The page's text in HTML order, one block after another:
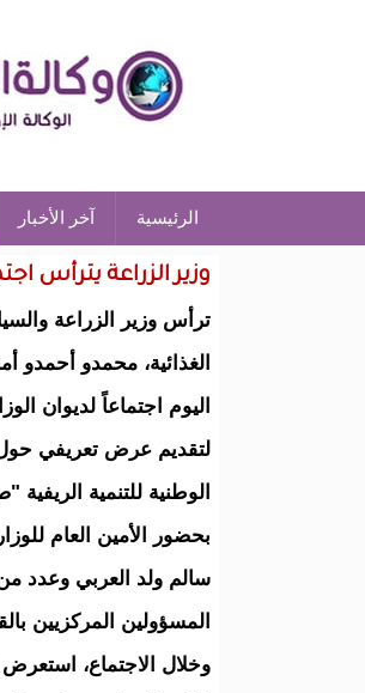
الرئيسية آخر الأخبار
وزير الزراعة يترأس
ترأس وزير الزراعة
الغذائية، محمدو أحمدو
اليوم اجتماعاً لديوان
لتقديم عرض تعريفي
الوطنية للتنمية الريفية
بحضور الأمين العام
سالم ولد العربي وعدد
المسؤولين المركزيين
وخلال الاجتماع، استعرض